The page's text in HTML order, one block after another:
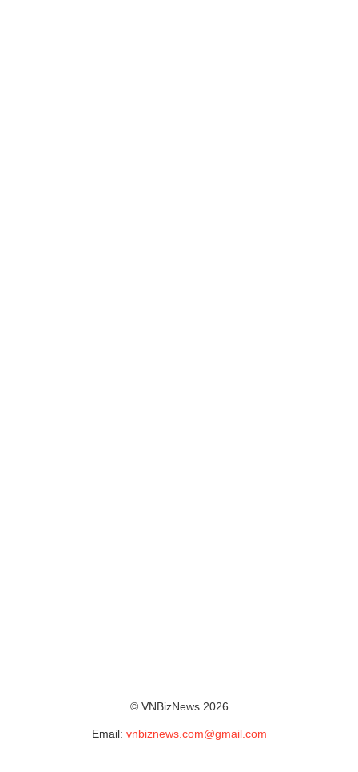
© VNBizNews 2026
Email: vnbiznews.com@gmail.com